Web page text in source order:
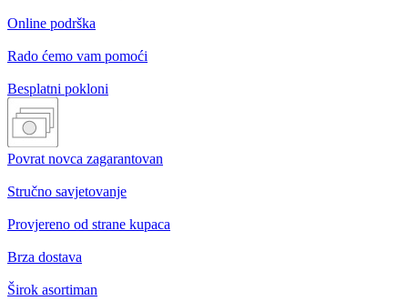
Online podrška
Rado ćemo vam pomoći
Besplatni pokloni
Povrat novca zagarantovan
Stručno savjetovanje
Provjereno od strane kupaca
Brza dostava
Širok asortiman